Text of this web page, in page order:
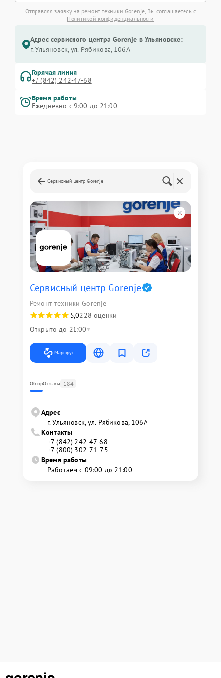
Отправляя заявку на ремонт техники Gorenje, Вы соглашаетесь с
Политикой конфиденциальности
Адрес сервисного центра Gorenje в Ульяновске:
г. Ульяновск, ул. Рябикова, 106А
Горячая линия
+7 (842) 242-47-68
Время работы
Ежедневно с 9:00 до 21:00
Сервисный центр Gorenje
Сервисный центр Gorenje
Ремонт техники Gorenje
5,0228 оценки
Открыто до 21:00
Маршрут
ОбзорОтзывы 184
Адрес
г. Ульяновск, ул. Рябикова, 106А
Контакты
+7 (842) 242-47-68
+7 (800) 302-71-75
Время работы
Работаем с 09:00 до 21:00